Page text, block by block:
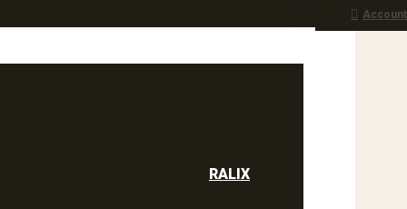
Account
RALIX